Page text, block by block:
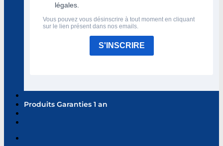
légales.
Vous pouvez vous désinscrire à tout moment en cliquant
sur le lien présent dans nos emails.
S'INSCRIRE
Produits Garanties 1 an